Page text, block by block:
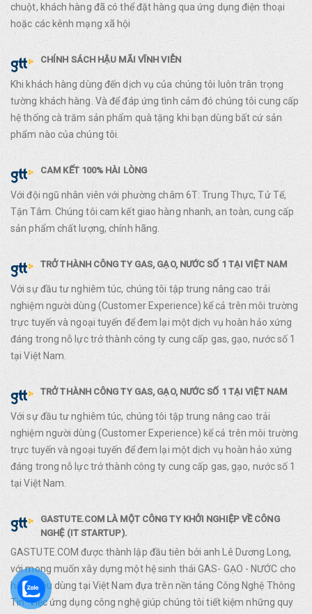
chuột, khách hàng đã có thể đặt hàng qua ứng dụng điện thoại
hoặc các kênh mạng xã hội
CHÍNH SÁCH HẬU MÃI VĨNH VIỄN
Khi khách hàng dùng đến dịch vụ của chúng tôi luôn trân trọng
tường khách hàng. Và để đáp ứng tình cảm đó chúng tôi cung cấp
hệ thống cà trăm sản phẩm quà tặng khi bạn dùng bất cứ sản
phẩm nào của chúng tôi.
CAM KẾT 100% HÀI LÒNG
Với đội ngũ nhân viên với phường châm 6T: Trung Thực, Tử Tế,
Tận Tâm. Chúng tôi cam kết giao hàng nhanh, an toàn, cung cấp
sản phẩm chất lượng, chính hãng.
TRỞ THÀNH CÔNG TY GAS, GẠO, NƯỚC SỐ 1 TẠI VIỆT NAM
Với sự đầu tư nghiêm túc, chúng tôi tập trung nâng cao trải
nghiệm người dùng (Customer Experience) kể cả trên môi trường
trực tuyến và ngoại tuyến để đem lại một dịch vụ hoàn hảo xứng
đáng trong nỗ lực trở thành công ty cung cấp gas, gạo, nước số 1
tại Việt Nam.
TRỞ THÀNH CÔNG TY GAS, GẠO, NƯỚC SỐ 1 TẠI VIỆT NAM
Với sự đầu tư nghiêm túc, chúng tôi tập trung nâng cao trải
nghiệm người dùng (Customer Experience) kể cả trên môi trường
trực tuyến và ngoại tuyến để đem lại một dịch vụ hoàn hảo xứng
đáng trong nỗ lực trở thành công ty cung cấp gas, gạo, nước số 1
tại Việt Nam.
GASTUTE.COM LÀ MỘT CÔNG TY KHỞI NGHIỆP VỀ CÔNG
NGHỆ (IT STARTUP).
GASTUTE.COM được thành lập đầu tiên bởi anh Lê Dương Long,
với mong muốn xây dựng một hệ sinh thái GAS- GẠO - NƯỚC cho
hàng tiêu dùng tại Việt Nam đựa trên nền tảng Công Nghệ Thông
Tin. Việc ứng dụng công nghệ giúp chúng tôi tiết kiệm những quy